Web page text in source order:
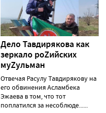
Дело Тавдирякова как
зеркало роZийских
муZульман
Отвечая Расулу Тавдирякову на
его обвинения Асламбека
Эжаева в том, что тот
поплатился за несоблюде......